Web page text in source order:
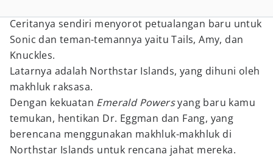
Ceritanya sendiri menyorot petualangan baru untuk
Sonic dan teman-temannya yaitu Tails, Amy, dan
Knuckles.
Latarnya adalah Northstar Islands, yang dihuni oleh
makhluk raksasa.
Dengan kekuatan Emerald Powersyang baru kamu
temukan, hentikan Dr. Eggman dan Fang, yang
berencana menggunakan makhluk-makhluk di
Northstar Islands untuk rencana jahat mereka.